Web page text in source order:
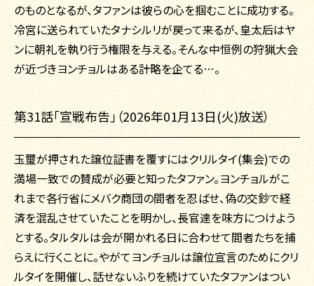
のものとなるが、タファンは彼らの心を掴むことに成功する。
冷宮に送られていたタナシルリが戻って来るが、皇太后はヤ
ンに朝礼を執り行う権限を与える。そんな中恒例の狩猟大会
が近づきヨンチョルはある計略を企てる…。
第31話「宣戦布告」（2026年01月13日(火)放送）
玉璽が押された譲位証書を覆すにはクリルタイ(集会)での
満場一致での賛成が必要と知ったタファン。ヨンチョルがこ
れまで各行省にメバク商団の間者を忍ばせ、偽の交鈔で経
済を混乱させていたことを明かし、長官達を味方につけよう
とする。タルタルは会が開かれる日に合わせて間者たちを捕
らえに行くことに。やがてヨンチョルは譲位宣言のためにクリ
ルタイを開催し、話せないふりを続けていたタファンはつい